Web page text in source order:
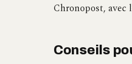
Chronopost, avec
Conseils